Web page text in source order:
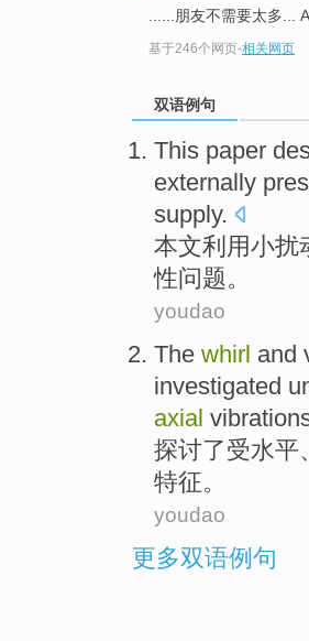
......朋友不需要太多...
基于246个网页-相关网页
双语例句
This paper
externally
supply.
本文利用小扰
性问题。
youdao
The whirl and
investigated
axial
探讨了受水平、
特征。
youdao
更多双语例句